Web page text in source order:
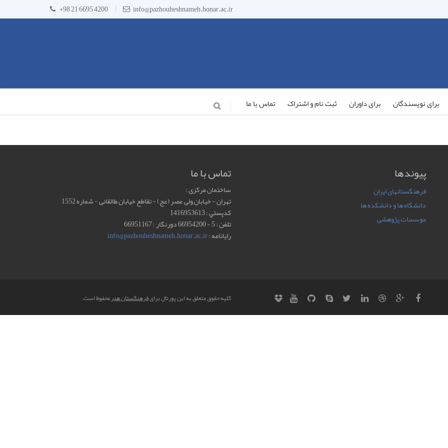
+98 21 6695 4200 info@pazhouheshnameh.honar.ac.ir
تماس با ما ثبت نام و اشتراک برای داوران برای نویسندگان
تماس با ما
ساختمان مرکزی :
تهران - خيابان ولی عصر (عج) - تقاطع خیابان طالقانی - شماره 1552
كدپستي : 1416953613
تلفن : 5 - 66954200 دورنگار : 66951167
رایانامه :info@pazhouheshnameh.honar.ac.ir
پیوندها
فرهنگستانهای ایران
دانشگاه ها و دانشکده ها
موسسات پژوهشی
کلیه حقوق متعلق به این پورتال برایفرهنگستان هنرمحفوظ است.